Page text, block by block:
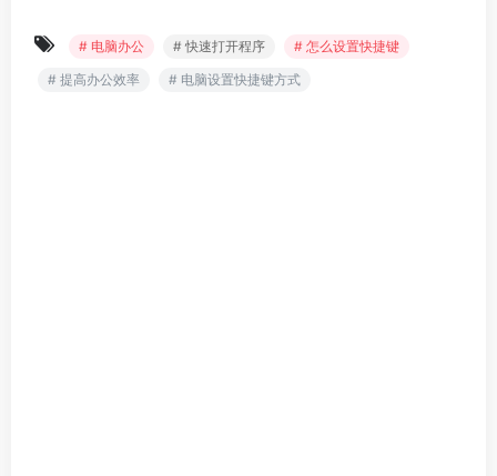
# 电脑办公 # 快速打开程序
# 怎么设置快捷键
# 提高办公效率
# 电脑设置快捷键方式